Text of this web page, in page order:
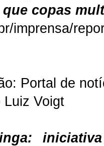
que copas
imprensa/
Portal de
Luiz Voigt